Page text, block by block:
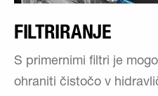
FILTRIRANJE
S primernimi filtri je
ohraniti čistočo v